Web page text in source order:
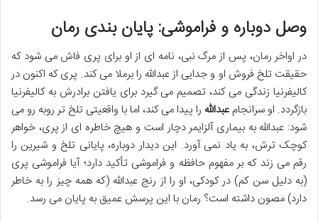
وصل دوباره و فراموشی: پایان بندی رمان
در اواخر رمان، پس از مرگ نبی، نامه ای از او برای پری فاش می شود که
حقیقت تلخ فروش او و جدایی از عبدالله را برملا می کند. پری که اکنون در
کالیفرنیا زندگی می کند، تصمیم می گیرد برای یافتن برادرش به کالیفرنیا
بازگردد. او سرانجام عبدالله را پیدا می کند، اما با واقعیتی تلخ تر روبه رو می
شود: عبدالله به بیماری آلزایمر دچار است و هیچ خاطره ای از پری، خواهر
کوچک ترش، به یاد نمی آورد. این دیدار دوباره، پایانی تلخ و شیرین را
رقم می زند که بر مفهوم حافظه و فراموشی تأکید دارد؛ آیا فراموشی پری
(به دلیل سن کم) در کودکی، او را از رنج عبدالله (که همه چیز را به خاطر
دارد) مصون داشته است؟ رمان با این پرسش عمیق به پایان می رسد.